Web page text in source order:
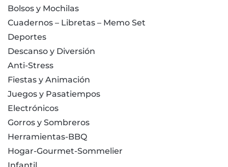
Bolsos y Mochilas
Cuadernos – Libretas – Memo Set
Deportes
Descanso y Diversión
Anti-Stress
Fiestas y Animación
Juegos y Pasatiempos
Electrónicos
Gorros y Sombreros
Herramientas-BBQ
Hogar-Gourmet-Sommelier